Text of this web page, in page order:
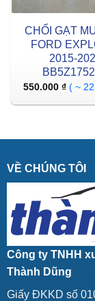
CHỔI GẠT
FORD
2015-
550.000 ₫ ( ~
VỀ CHÚNG TÔI
Công ty TNHH
Thành Dũng
Giấy ĐKKD số